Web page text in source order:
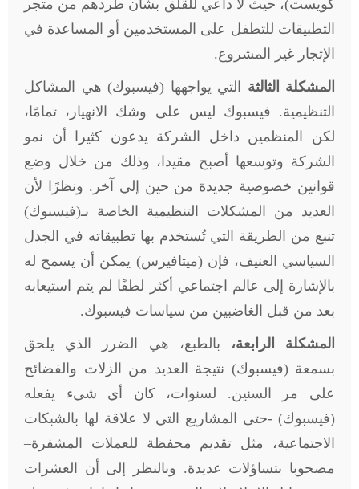
كويست)، حيث لا داعي للقلق بشأن طردهم من متجر
التطبيقات للتطفل على المستخدمين أو المساعدة في
الإتجار غير المشروع.
المشكلة الثالثة التي يواجهها (فيسبوك) هي المشاكل
التنظيمية. فيسبوك ليس على وشك الانهيار، تمامًا،
لكن المنظمين داخل الشركة يدعون كثيرا أن نمو
الشركة وتوسعها أصبح مقيدا، وذلك من خلال وضع
قوانين خصوصية جديدة من حين إلي آخر. ونظرًا لأن
العديد من المشكلات التنظيمية الخاصة بـ(فيسبوك)
تنبع من الطريقة التي تُستخدم بها تطبيقاته في الجدل
السياسي العنيف، فإن (ميتافيرس) يمكن أن يسمح له
بالإشارة إلى عالم اجتماعي أكثر لطفًا لم يتم استيعابه
بعد من قبل الغاضبين من سياسات فيسبوك.
المشكلة الرابعة،
بالطبع، هي الضرر الذي يلحق
بسمعة (فيسبوك) نتيجة العديد من الزلات والفضائح
على مر السنين. لسنوات، كان أي شيء يفعله
(فيسبوك) -حتى المشاريع التي لا علاقة لها بالشبكات
الاجتماعية، مثل تقديم محفظة للعملات المشفرة–
مصحوبا بتساؤلات عديدة. وبالنظر إلى أن العشرات